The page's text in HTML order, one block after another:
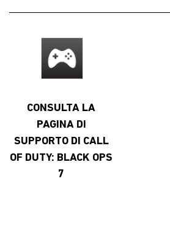
CONSULTA LA
PAGINA DI
SUPPORTO DI CALL
OF DUTY: BLACK OPS
7